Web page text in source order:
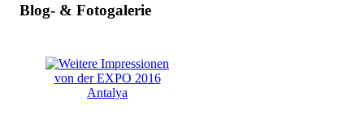
Blog- & Fotogalerie